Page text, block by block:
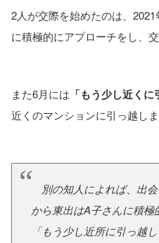
2人が交際を始めたのは、
に積極的にアプローチをし、
また6月には 「もう少し近くに
近くのマンションに引っ越しま
別の知人によれば、出
から東出はA子さんに積
「もう少し近所に引っ越